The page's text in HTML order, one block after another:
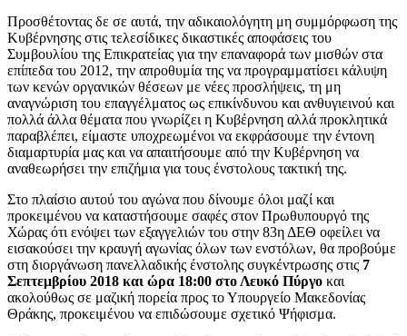
Προσθέτοντας δε σε αυτά, την αδικαιολόγητη μη συμμόρφωση της
Κυβέρνησης στις τελεσίδικες δικαστικές αποφάσεις του
Συμβουλίου της Επικρατείας για την επαναφορά των μισθών στα
επίπεδα του 2012, την απροθυμία της να προγραμματίσει κάλυψη
των κενών οργανικών θέσεων με νέες προσλήψεις, τη μη
αναγνώριση του επαγγέλματος ως επικίνδυνου και ανθυγιεινού και
πολλά άλλα θέματα που γνωρίζει η Κυβέρνηση αλλά προκλητικά
παραβλέπει, είμαστε υποχρεωμένοι να εκφράσουμε την έντονη
διαμαρτυρία μας και να απαιτήσουμε από την Κυβέρνηση να
αναθεωρήσει την επιζήμια για τους ένστολους τακτική της.
Στο πλαίσιο αυτού του αγώνα που δίνουμε όλοι μαζί και
προκειμένου να καταστήσουμε σαφές στον Πρωθυπουργό της
Χώρας ότι ενόψει των εξαγγελιών του στην 83η ΔΕΘ οφείλει να
εισακούσει την κραυγή αγωνίας όλων των ενστόλων, θα προβούμε
στη διοργάνωση πανελλαδικής ένστολης συγκέντρωσης στις 7
Σεπτεμβρίου 2018 και ώρα 18:00 στο Λευκό Πύργο και
ακολούθως σε μαζική πορεία προς το Υπουργείο Μακεδονίας
Θράκης, προκειμένου να επιδώσουμε σχετικό Ψήφισμα.